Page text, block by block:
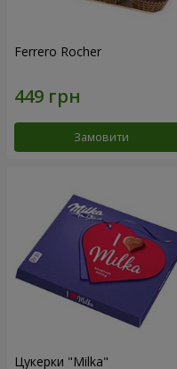
Ferrero Rocher
Замовити
Цукерки "Milka"